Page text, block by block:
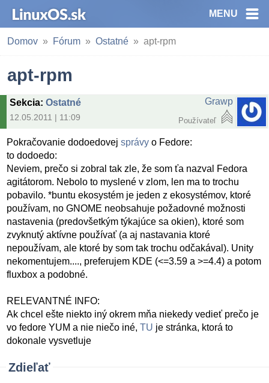
MENU
Domov Fórum Ostatné apt-rpm
apt-rpm
Sekcia: Ostatné
12.05.2011 | 11:09
Grawp
Používateľ
Pokračovanie dodoedovejsprávy o Fedore:
to dodoedo:
Neviem, prečo si zobral tak zle, že som ťa nazval Fedora
agitátorom. Nebolo to myslené v zlom, len ma to trochu
pobavilo. *buntu ekosystém je jeden z ekosystémov, ktoré
používam, no GNOME neobsahuje požadovné možnosti
nastavenia (predovšetkým týkajúce sa okien), ktoré som
zvyknutý aktívne používať (a aj nastavania ktoré
nepoužívam, ale ktoré by som tak trochu odčakával). Unity
nekomentujem...., preferujem KDE (<=3.59 a >=4.4) a potom
fluxbox a podobné.
RELEVANTNÉ INFO:
Ak chcel ešte niekto iný okrem mňa niekedy vedieť prečo je
vo fedore YUM a nie niečo iné,TU je stránka, ktorá to
dokonale vysvetluje
Zdieľať